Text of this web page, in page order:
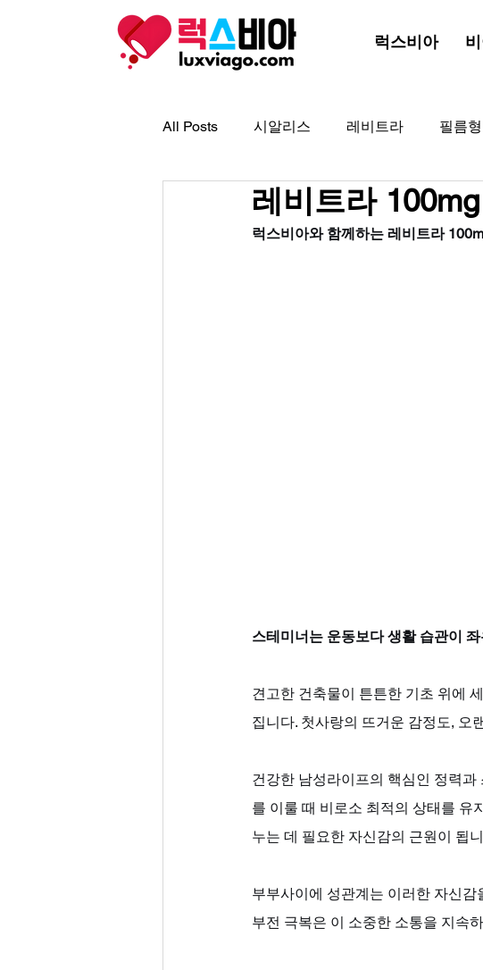
럭스비아
All Posts 시알리스 레비트라 필름
아드레닌 아이코스 골드드래곤
레비트라
럭스비아와 함께하는 레비트라
스테미너는 운동보다 생활 습관이
견고한 건축물이 튼튼한 기초 위에
집니다. 첫사랑의 뜨거운 감정도, 오
건강한 남성라이프의 핵심인 정력
를 이룰 때 비로소 최적의 상태를 유
누는 데 필요한 자신감의 근원이 됩
부부사이에 성관계는 이러한 자신
부전 극복은 이 소중한 소통을 지속